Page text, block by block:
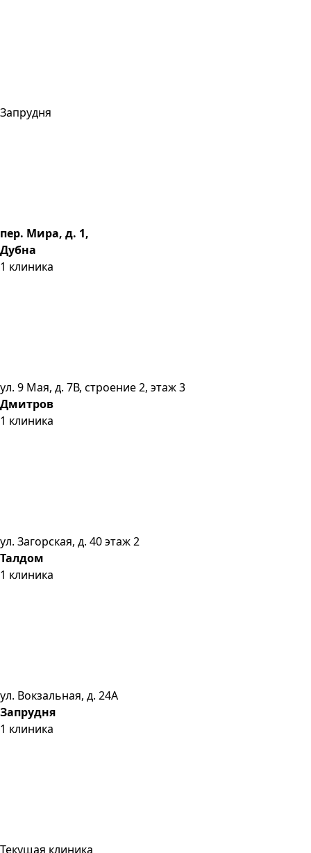
Запрудня
пер. Мира, д. 1,
Дубна
1 клиника
ул. 9 Мая, д. 7В, строение 2, этаж 3
Дмитров
1 клиника
ул. Загорская, д. 40 этаж 2
Талдом
1 клиника
ул. Вокзальная, д. 24А
Запрудня
1 клиника
Текущая клиника